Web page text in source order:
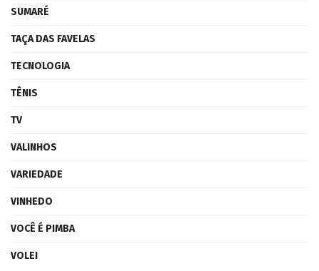
SUMARÉ
TAÇA DAS FAVELAS
TECNOLOGIA
TÊNIS
TV
VALINHOS
VARIEDADE
VINHEDO
VOCÊ É PIMBA
VOLEI